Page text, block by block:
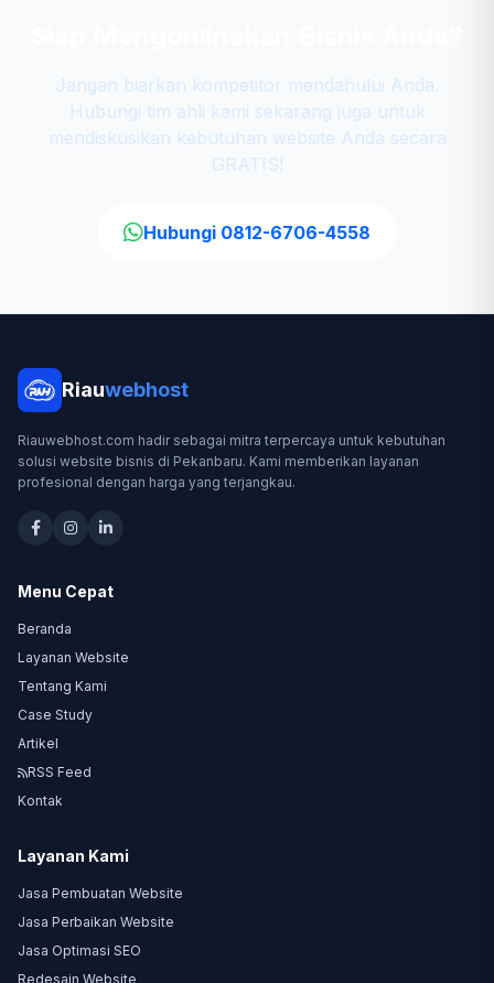
Jangan biarkan kompetitor mendahului Anda.
Hubungi tim ahli kami sekarang juga untuk
mendiskusikan kebutuhan website Anda secara
GRATIS!
Hubungi 0812-6706-4558
Riauwebhost
Riauwebhost.com hadir sebagai mitra terpercaya untuk kebutuhan
solusi website bisnis di Pekanbaru. Kami memberikan layanan
profesional dengan harga yang terjangkau.
Menu Cepat
Beranda
Layanan Website
Tentang Kami
Case Study
Artikel
RSS Feed
Kontak
Layanan Kami
Jasa Pembuatan Website
Jasa Perbaikan Website
Jasa Optimasi SEO
Redesain Website